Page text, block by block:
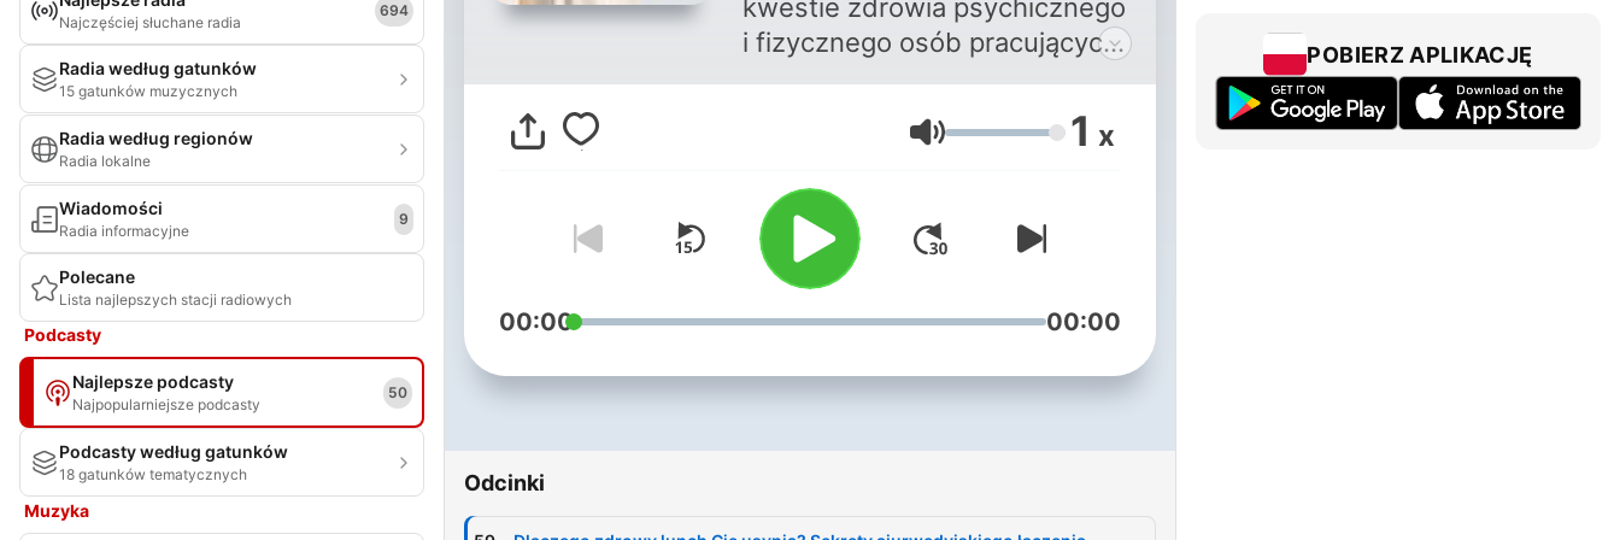
Najczęściej słuchane radia
694
Radia według gatunków
15 gatunków muzycznych
Radia według regionów
Radia lokalne
Wiadomości
Radia informacyjne
9
Polecane
Lista najlepszych stacji radiowych
Podcasty
Najlepsze podcasty
Najpopularniejsze podcasty
50
Podcasty według gatunków
18 gatunków tematycznych
Muzyka
kwestie zdrowia psychicznego
i fizycznego osób pracujących
pod dużą presją. Sama byłam
jedną z nich i z wypalenia
zawodowego pomogła mi
wyjść Ajurweda, dlatego
dzielę się nią z Tobą.
Zapraszam Cię do świata
Ajurwedy w biznesie. Ania
Majczyk-Zawada
Głośność 1 x
00:00 00:00
Odcinki
POBIERZ APLIKACJĘ